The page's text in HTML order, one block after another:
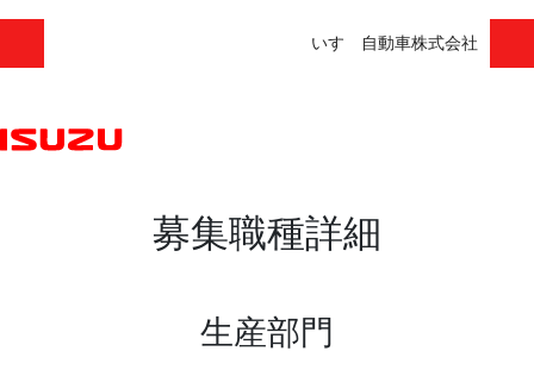
いすゞ自動車株式会社
募集職種詳細
生産部門